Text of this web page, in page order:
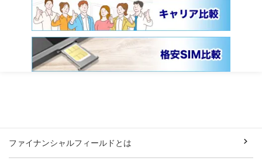
ファイナンシャルフィールドとは